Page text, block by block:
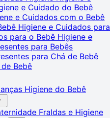
e Cuidado do Bebê
e Cuidados com o Bebê
Higiene e Cuidados para
para o Bebê Higiene e
para Bebês
para Chá de Bebê
Bebê
Higiene do Bebê
Fraldas e Higiene